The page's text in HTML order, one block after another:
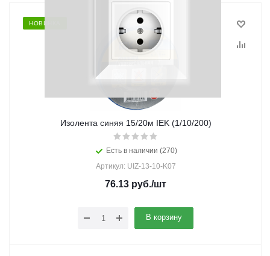
НОВИНКА
Изолента синяя 15/20м IEK (1/10/200)
Есть в наличии (270)
Артикул: UIZ-13-10-K07
76.13 руб./шт
В корзину